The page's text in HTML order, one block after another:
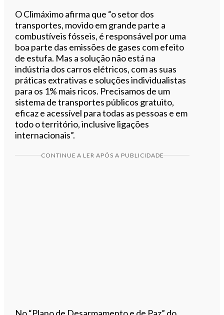
O Climáximo afirma que “o setor dos
transportes, movido em grande parte a
combustíveis fósseis, é responsável por uma
boa parte das emissões de gases com efeito
de estufa. Mas a solução não está na
indústria dos carros elétricos, com as suas
práticas extrativas e soluções individualistas
para os 1% mais ricos. Precisamos de um
sistema de transportes públicos gratuito,
eficaz e acessível para todas as pessoas e em
todo o território, inclusive ligações
internacionais”.
CONTINUE A LER APÓS A PUBLICIDADE